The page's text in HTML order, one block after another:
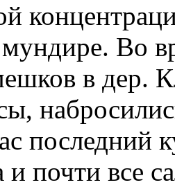
Во
в дер.
последний
почти все